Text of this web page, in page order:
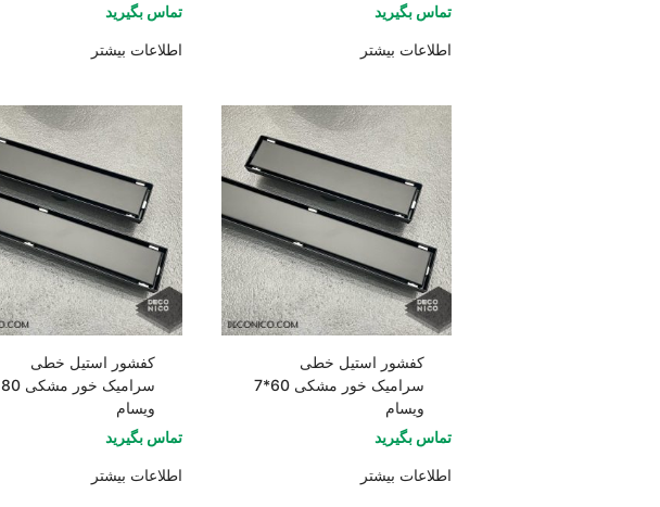
تماس بگیرید
اطلاعات بیشتر
تماس بگیرید
اطلاعات بیشتر
کفشور استیل خطی
سرامیک خور مشکی 60*7
ویسام
تماس بگیرید
اطلاعات بیشتر
کفشور استیل خطی
سرامیک خور مشکی 80
ویسام
تماس بگیرید
اطلاعات بیشتر